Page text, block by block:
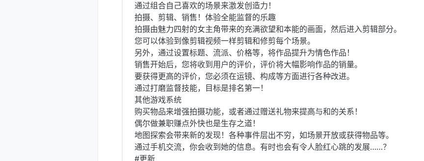
通过组合自己喜欢的场景来激发创造力！
拍摄、剪辑、销售！体验全能监督的乐趣
拍摄由魅力四射的女主角带来的充满欲望和本能的画面，然后进入剪辑部分。
您可以体验到像剪辑视频一样剪辑和修剪每个场景。
另外，通过设置标题、流派、价格等，将作品提升为情色作品！
销售开始后，您将收到用户的评价，评价将大幅影响作品的销量。
要获得更高的评价，您必须在运镜、构成等方面进行各种改进。
通过打磨监督技能，目标是排名第一！
其他游戏系统
购买物品来增强拍摄功能，或者通过赠送礼物来提高与和的关系！
偶尔做兼职赚点外快也是生存之道！
地图探索会带来新的发现！各种事件层出不穷，如场景开放或获得物品等。
通过手机交流，你会收到她的信息。有时也会有令人脸红心跳的发展……？
#更新